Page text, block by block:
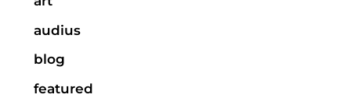
audius
blog
featured